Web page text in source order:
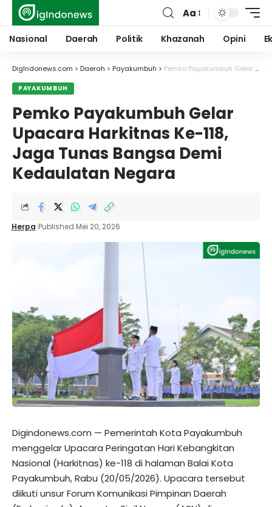
Font
Resizer
Aa
Nasional Daerah Politik Khazanah Opini
DigIndonews.com > Daerah > Payakumbuh > Pemko Payakumbuh Gelar Upacara Harkitnas Ke-118, Jaga Tunas Bangsa Demi Kedaulatan Negara
PAYAKUMBUH
Pemko Payakumbuh Gelar
Upacara Harkitnas Ke-118,
Jaga Tunas Bangsa Demi
Kedaulatan Negara
Herpa Published Mei 20, 2026
Digindonews.com — Pemerintah Kota Payakumbuh
menggelar Upacara Peringatan Hari Kebangkitan
Nasional (Harkitnas) ke-118 di halaman Balai Kota
Payakumbuh, Rabu (20/05/2026). Upacara tersebut
diikuti unsur Forum Komunikasi Pimpinan Daerah